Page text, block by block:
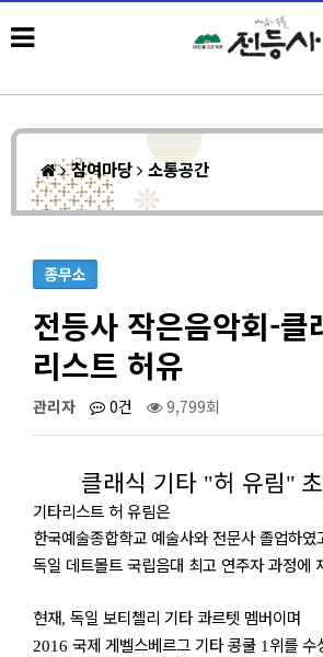
참여마당 소통공간
종무소
전등사 작은음악회-클
리스트 허유
관리자 0건 9,799회
클래식 기타 "허 유림"
기타리스트 허 유림은
한국예술종합학교 예술사와 전문사 졸업하였
독일 데트몰트 국립음대 최고 연주자 과정에
현재, 독일 보티첼리 기타 콰르텟 멤버이며
2016 국제 게벨스베르그 기타 콩쿨 1 위를 수